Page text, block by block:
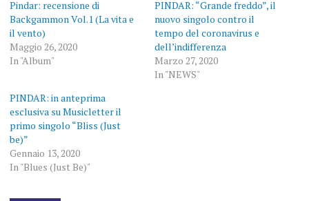
Pindar: recensione di
Backgammon Vol.1 (La vita e
il vento)
Maggio 26, 2020
In "Album"
PINDAR: “Grande freddo”, il
nuovo singolo contro il
tempo del coronavirus e
dell’indifferenza
Marzo 27, 2020
In "NEWS"
PINDAR: in anteprima
esclusiva su Musicletter il
primo singolo “Bliss (Just
be)”
Gennaio 13, 2020
In "Blues (Just Be)"